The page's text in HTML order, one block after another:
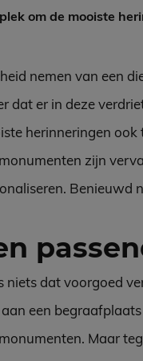
om de mooiste
nemen van een
dat er in deze
herinneringen
zijn
Benieuwd
niets dat voorgoed
een
Maar